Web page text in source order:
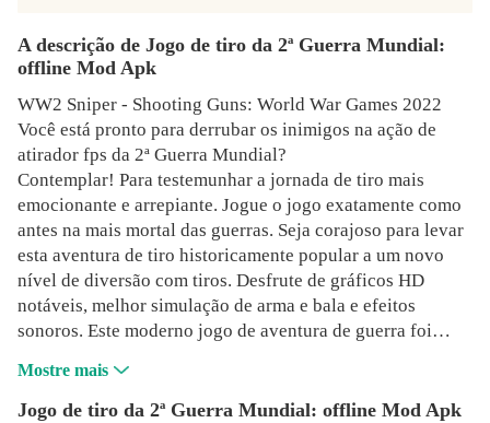
A descrição de Jogo de tiro da 2ª Guerra Mundial:
offline Mod Apk
WW2 Sniper - Shooting Guns: World War Games 2022
Você está pronto para derrubar os inimigos na ação de
atirador fps da 2ª Guerra Mundial?
Contemplar! Para testemunhar a jornada de tiro mais
emocionante e arrepiante. Jogue o jogo exatamente como
antes na mais mortal das guerras. Seja corajoso para levar
esta aventura de tiro historicamente popular a um novo
nível de diversão com tiros. Desfrute de gráficos HD
notáveis, melhor simulação de arma e bala e efeitos
sonoros. Este moderno jogo de aventura de guerra foi
tiro ao atirador. A 2ª Guerra Mundial lembra os espíritos
dos soldados imortais e a sequência de tiros inflexível.
Mostre mais
Jogo de tiro da 2ª Guerra Mundial: offline Mod Apk